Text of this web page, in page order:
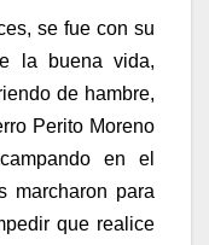
se fue con su
la buena vida,
de hambre,
Perito Moreno
en el
marcharon para
que realice